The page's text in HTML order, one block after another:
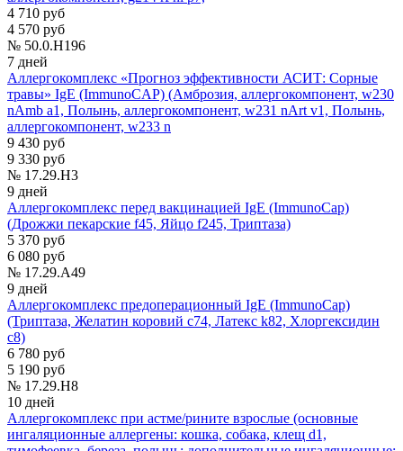
4 710 руб
4 570 руб
№ 50.0.H196
7 дней
Аллергокомплекс «Прогноз эффективности АСИТ: Сорные
травы» IgE (ImmunoCAP) (Амброзия, аллергокомпонент, w230
nAmb a1, Полынь, аллергокомпонент, w231 nArt v1, Полынь,
аллергокомпонент, w233 n
9 430 руб
9 330 руб
№ 17.29.H3
9 дней
Аллергокомплекс перед вакцинацией IgE (ImmunoCap)
(Дрожжи пекарские f45, Яйцо f245, Триптаза)
5 370 руб
6 080 руб
№ 17.29.A49
9 дней
Аллергокомплекс предоперационный IgE (ImmunoCap)
(Триптаза, Желатин коровий с74, Латекс k82, Хлоргексидин
с8)
6 780 руб
5 190 руб
№ 17.29.H8
10 дней
Аллергокомплекс при астме/рините взрослые (основные
ингаляционные аллергены: кошка, собака, клещ d1,